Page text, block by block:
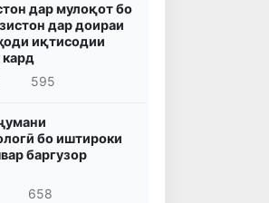
дар мулоқот бо
дар доираи
иқтисодии
595
бо иштироки
баргузор
658